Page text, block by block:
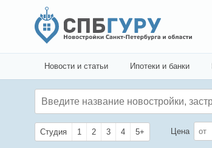
Новости и статьи Ипотеки и банки
Студия 1 2 3 4 5+ Цена